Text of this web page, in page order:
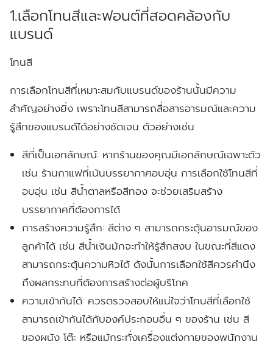
1.เลือกโทนสีและฟอนต์ที่สอดคล้องกับ
แบรนด์
โทนสี
การเลือกโทนสีที่เหมาะสมกับแบรนด์ของร้านนั้นมีความ
สำคัญอย่างยิ่ง เพราะโทนสีสามารถสื่อสารอารมณ์และความ
รู้สึกของแบรนด์ได้อย่างชัดเจน ตัวอย่างเช่น
สีที่เป็นเอกลักษณ์: หากร้านของคุณมีเอกลักษณ์เฉพาะตัว
เช่น ร้านกาแฟที่เน้นบรรยากาศอบอุ่น การเลือกใช้โทนสีที่
อบอุ่น เช่น สีน้ำตาลหรือสีทอง จะช่วยเสริมสร้าง
บรรยากาศที่ต้องการได้
การสร้างความรู้สึก: สีต่าง ๆ สามารถกระตุ้นอารมณ์ของ
ลูกค้าได้ เช่น สีน้ำเงินมักจะทำให้รู้สึกสงบ ในขณะที่สีแดง
สามารถกระตุ้นความหิวได้ ดังนั้นการเลือกใช้สีควรคำนึง
ถึงผลกระทบที่ต้องการสร้างต่อผู้บริโภค
ความเข้ากันได้: ควรตรวจสอบให้แน่ใจว่าโทนสีที่เลือกใช้
สามารถเข้ากันได้กับองค์ประกอบอื่น ๆ ของร้าน เช่น สี
ของผนัง โต๊ะ หรือแม้กระทั่งเครื่องแต่งกายของพนักงาน